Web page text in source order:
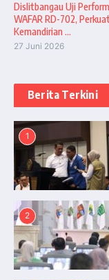
Dislitbangau Uji
WAFAR RD-702, Perkuat
Kemandirian ...
27 Juni 2026
Berita Terkini
1
2